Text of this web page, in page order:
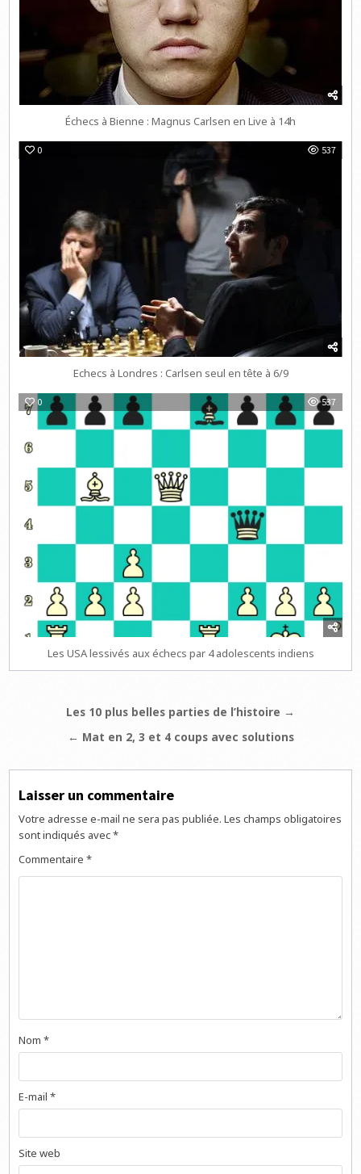
Échecs à Bienne : Magnus Carlsen en Live à 14h
0 537
Echecs à Londres : Carlsen seul en tête à 6/9
0 537
Les USA lessivés aux échecs par 4 adolescents indiens
Navigation
Les 10 plus belles parties de l’histoire →
← Mat en 2, 3 et 4 coups avec solutions
Laisser un commentaire
Votre adresse e-mail ne sera pas publiée. Les champs obligatoires
sont indiqués avec*
Commentaire*
Nom*
E-mail*
Site web